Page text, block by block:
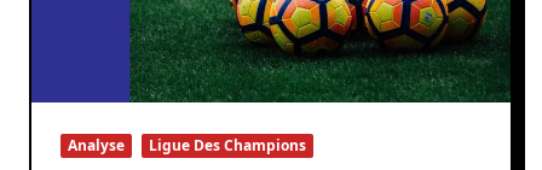
Analyse Ligue Des Champions